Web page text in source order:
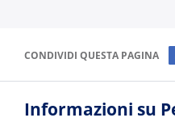
CONDIVIDI QUESTA PAGINA
Informazioni su